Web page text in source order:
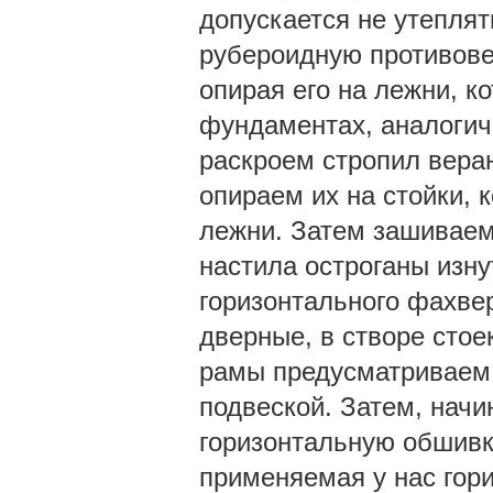
допускается не
рубероидную
опирая его на лежни,
фундаментах,
раскроем стропил
опираем их на стойки,
лежни. Затем
настила остроганы
горизонтального
дверные, в створе
рамы
подвеской. Затем,
горизонтальную
применяемая у нас